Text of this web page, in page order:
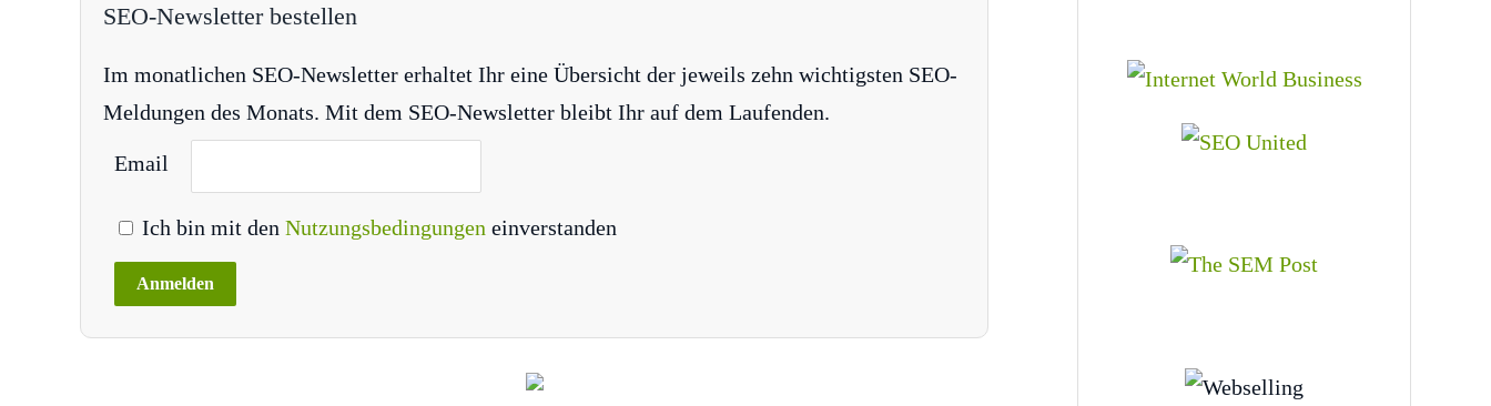
SEO-Newsletter bestellen
Im monatlichen SEO-Newsletter erhaltet Ihr eine Übersicht der jeweils zehn wichtigsten SEO-
Meldungen des Monats. Mit dem SEO-Newsletter bleibt Ihr auf dem Laufenden.
Email
Ich bin mit den Nutzungsbedingungen einverstanden